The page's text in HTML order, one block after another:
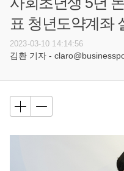
표 청년도약계좌
2023-03-10 14:14:56
김환 기자 -